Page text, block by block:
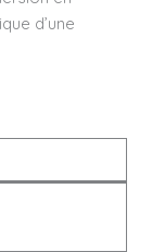
d’une